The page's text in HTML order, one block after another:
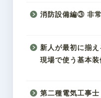
消防設備編③ 非
新人が最初に揃
現場で使う基本装
第二種電気工事